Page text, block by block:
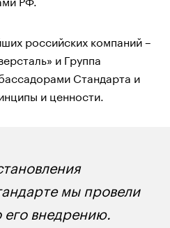
российских компаний –
и Группа
Стандарта и
и ценности.
мы провели
внедрению.